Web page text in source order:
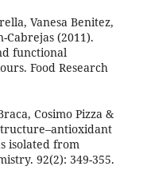
Vanesa Benitez,
Cabrejas (2011).
functional
Food Research
Cosimo Pizza &
isolated from
92(2): 349-355.